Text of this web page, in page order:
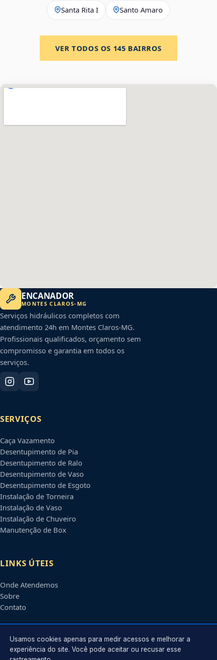
Santa Rita I Santo Amaro
VER TODOS OS 145 BAIRROS
ENCANADOR
MONTES CLAROS- MG
Serviços hidráulicos completos com
atendimento 24h em Montes Claros-MG.
Profissionais qualificados, orçamento sem
compromisso e garantia em todos os
serviços.
SERVIÇOS
Caça Vazamento
Desentupimento de Pia
Desentupimento de Ralo
Desentupimento de Vaso
Desentupimento de Esgoto
Instalação de Torneira
Instalação de Vaso
Instalação de Chuveiro
Manutenção de Box
LINKS ÚTEIS
Onde Atendemos
Sobre
Contato
CONTATO
Usamos cookies apenas para medir acessos e melhorar a
experiência do site. Você pode aceitar ou recusar esse